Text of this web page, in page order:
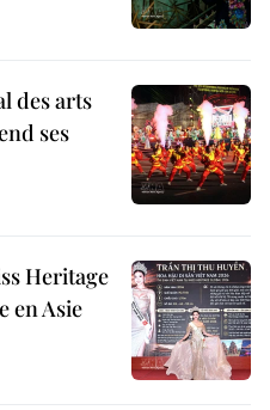
des arts
ses
Heritage
en Asie